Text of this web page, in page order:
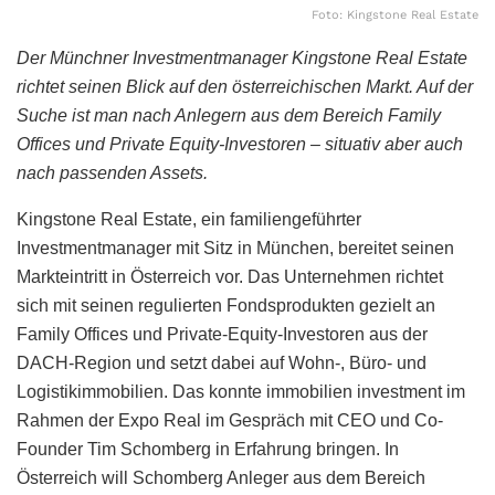
Foto: Kingstone Real Estate
Der Münchner Investmentmanager Kingstone Real Estate
richtet seinen Blick auf den österreichischen Markt. Auf der
Suche ist man nach Anlegern aus dem Bereich Family
Offices und Private Equity-Investoren – situativ aber auch
nach passenden Assets.
Kingstone Real Estate, ein familiengeführter
Investmentmanager mit Sitz in München, bereitet seinen
Markteintritt in Österreich vor. Das Unternehmen richtet
sich mit seinen regulierten Fondsprodukten gezielt an
Family Offices und Private-Equity-Investoren aus der
DACH-Region und setzt dabei auf Wohn-, Büro- und
Logistikimmobilien. Das konnte immobilien investment im
Rahmen der Expo Real im Gespräch mit CEO und Co-
Founder Tim Schomberg in Erfahrung bringen. In
Österreich will Schomberg Anleger aus dem Bereich